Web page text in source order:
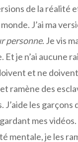
de la réalité
J’ai ma
personne. Je vis
Et je n’ai aucune
et ne
ramène des
J’aide les garçons
mes
mentale, je les